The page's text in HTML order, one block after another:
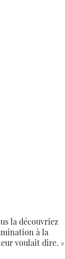
la découvriez
à la
voulait dire. »